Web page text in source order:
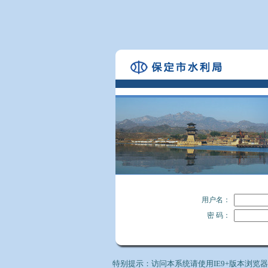
用户名：
密 码：
特别提示：访问本系统请使用IE9+版本浏览